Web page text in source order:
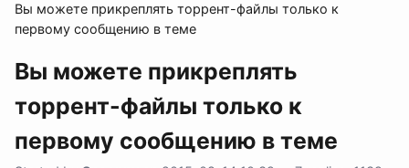
Вы можете прикреплять торрент-файлы только к
первому сообщению в теме
Вы можете прикреплять
торрент-файлы только к
первому сообщению в теме